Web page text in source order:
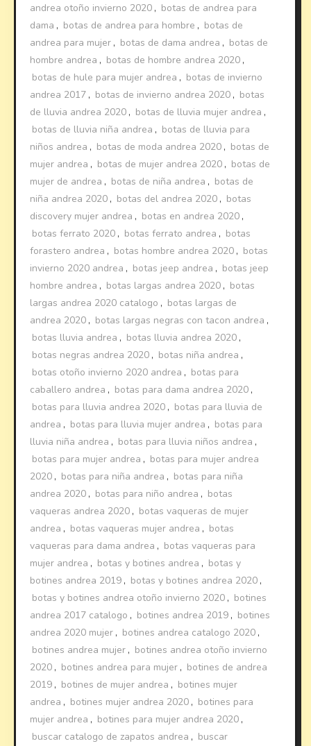
andrea otoño invierno 2020 , botas de andrea para
dama , botas de andrea para hombre , botas de
andrea para mujer , botas de dama andrea , botas de
hombre andrea , botas de hombre andrea 2020 ,
botas de hule para mujer andrea , botas de invierno
andrea 2017 , botas de invierno andrea 2020 , botas
de lluvia andrea 2020 , botas de lluvia mujer andrea ,
botas de lluvia niña andrea , botas de lluvia para
niños andrea , botas de moda andrea 2020 , botas de
mujer andrea , botas de mujer andrea 2020 , botas de
mujer de andrea , botas de niña andrea , botas de
niña andrea 2020 , botas del andrea 2020 , botas
discovery mujer andrea , botas en andrea 2020 ,
botas ferrato 2020 , botas ferrato andrea , botas
forastero andrea , botas hombre andrea 2020 , botas
invierno 2020 andrea , botas jeep andrea , botas jeep
hombre andrea , botas largas andrea 2020 , botas
largas andrea 2020 catalogo , botas largas de
andrea 2020 , botas largas negras con tacon andrea ,
botas lluvia andrea , botas lluvia andrea 2020 ,
botas negras andrea 2020 , botas niña andrea ,
botas otoño invierno 2020 andrea , botas para
caballero andrea , botas para dama andrea 2020 ,
botas para lluvia andrea 2020 , botas para lluvia de
andrea , botas para lluvia mujer andrea , botas para
lluvia niña andrea , botas para lluvia niños andrea ,
botas para mujer andrea , botas para mujer andrea
2020 , botas para niña andrea , botas para niña
andrea 2020 , botas para niño andrea , botas
vaqueras andrea 2020 , botas vaqueras de mujer
andrea , botas vaqueras mujer andrea , botas
vaqueras para dama andrea , botas vaqueras para
mujer andrea , botas y botines andrea , botas y
botines andrea 2019 , botas y botines andrea 2020 ,
botas y botines andrea otoño invierno 2020 , botines
andrea 2017 catalogo , botines andrea 2019 , botines
andrea 2020 mujer , botines andrea catalogo 2020 ,
botines andrea mujer , botines andrea otoño invierno
2020 , botines andrea para mujer , botines de andrea
2019 , botines de mujer andrea , botines mujer
andrea , botines mujer andrea 2020 , botines para
mujer andrea , botines para mujer andrea 2020 ,
buscar catalogo de zapatos andrea , buscar